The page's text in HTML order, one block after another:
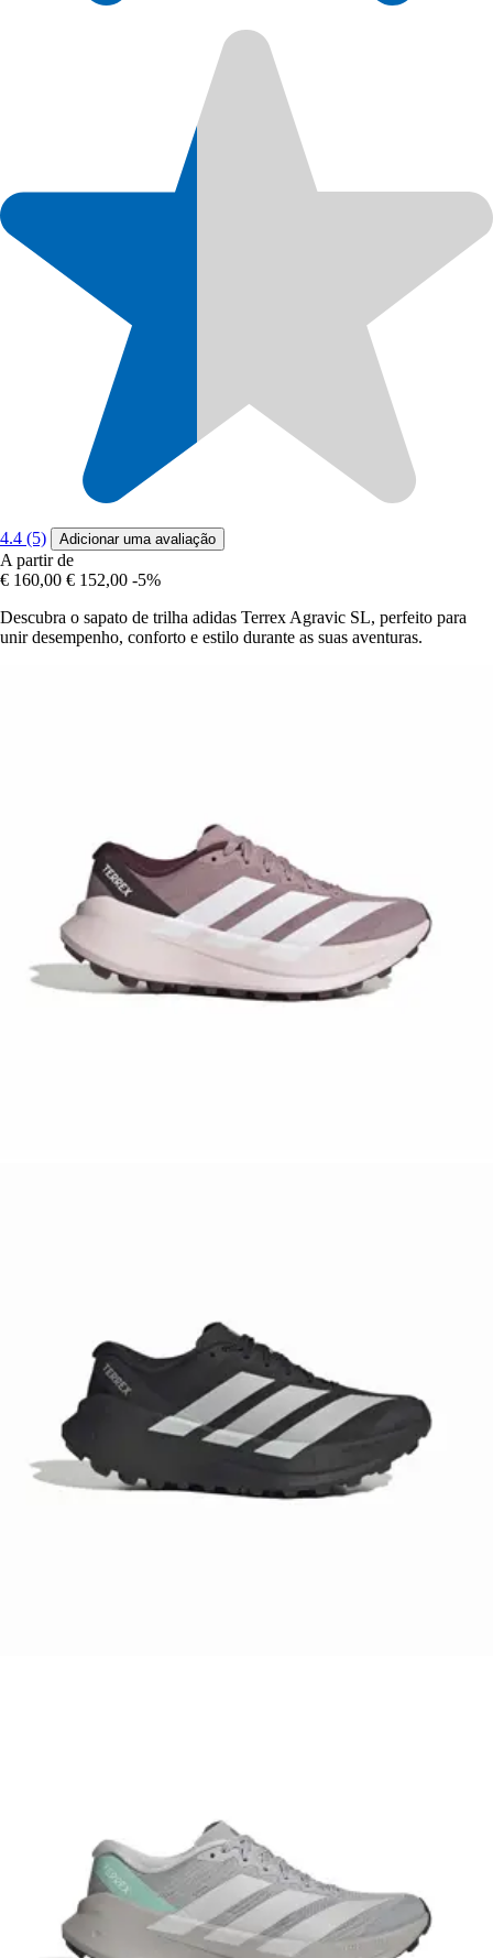
4.4 (5) Adicionar uma avaliação
A partir de
€ 160,00 € 152,00 -5%
Descubra o sapato de trilha adidas Terrex Agravic SL, perfeito para
unir desempenho, conforto e estilo durante as suas aventuras.